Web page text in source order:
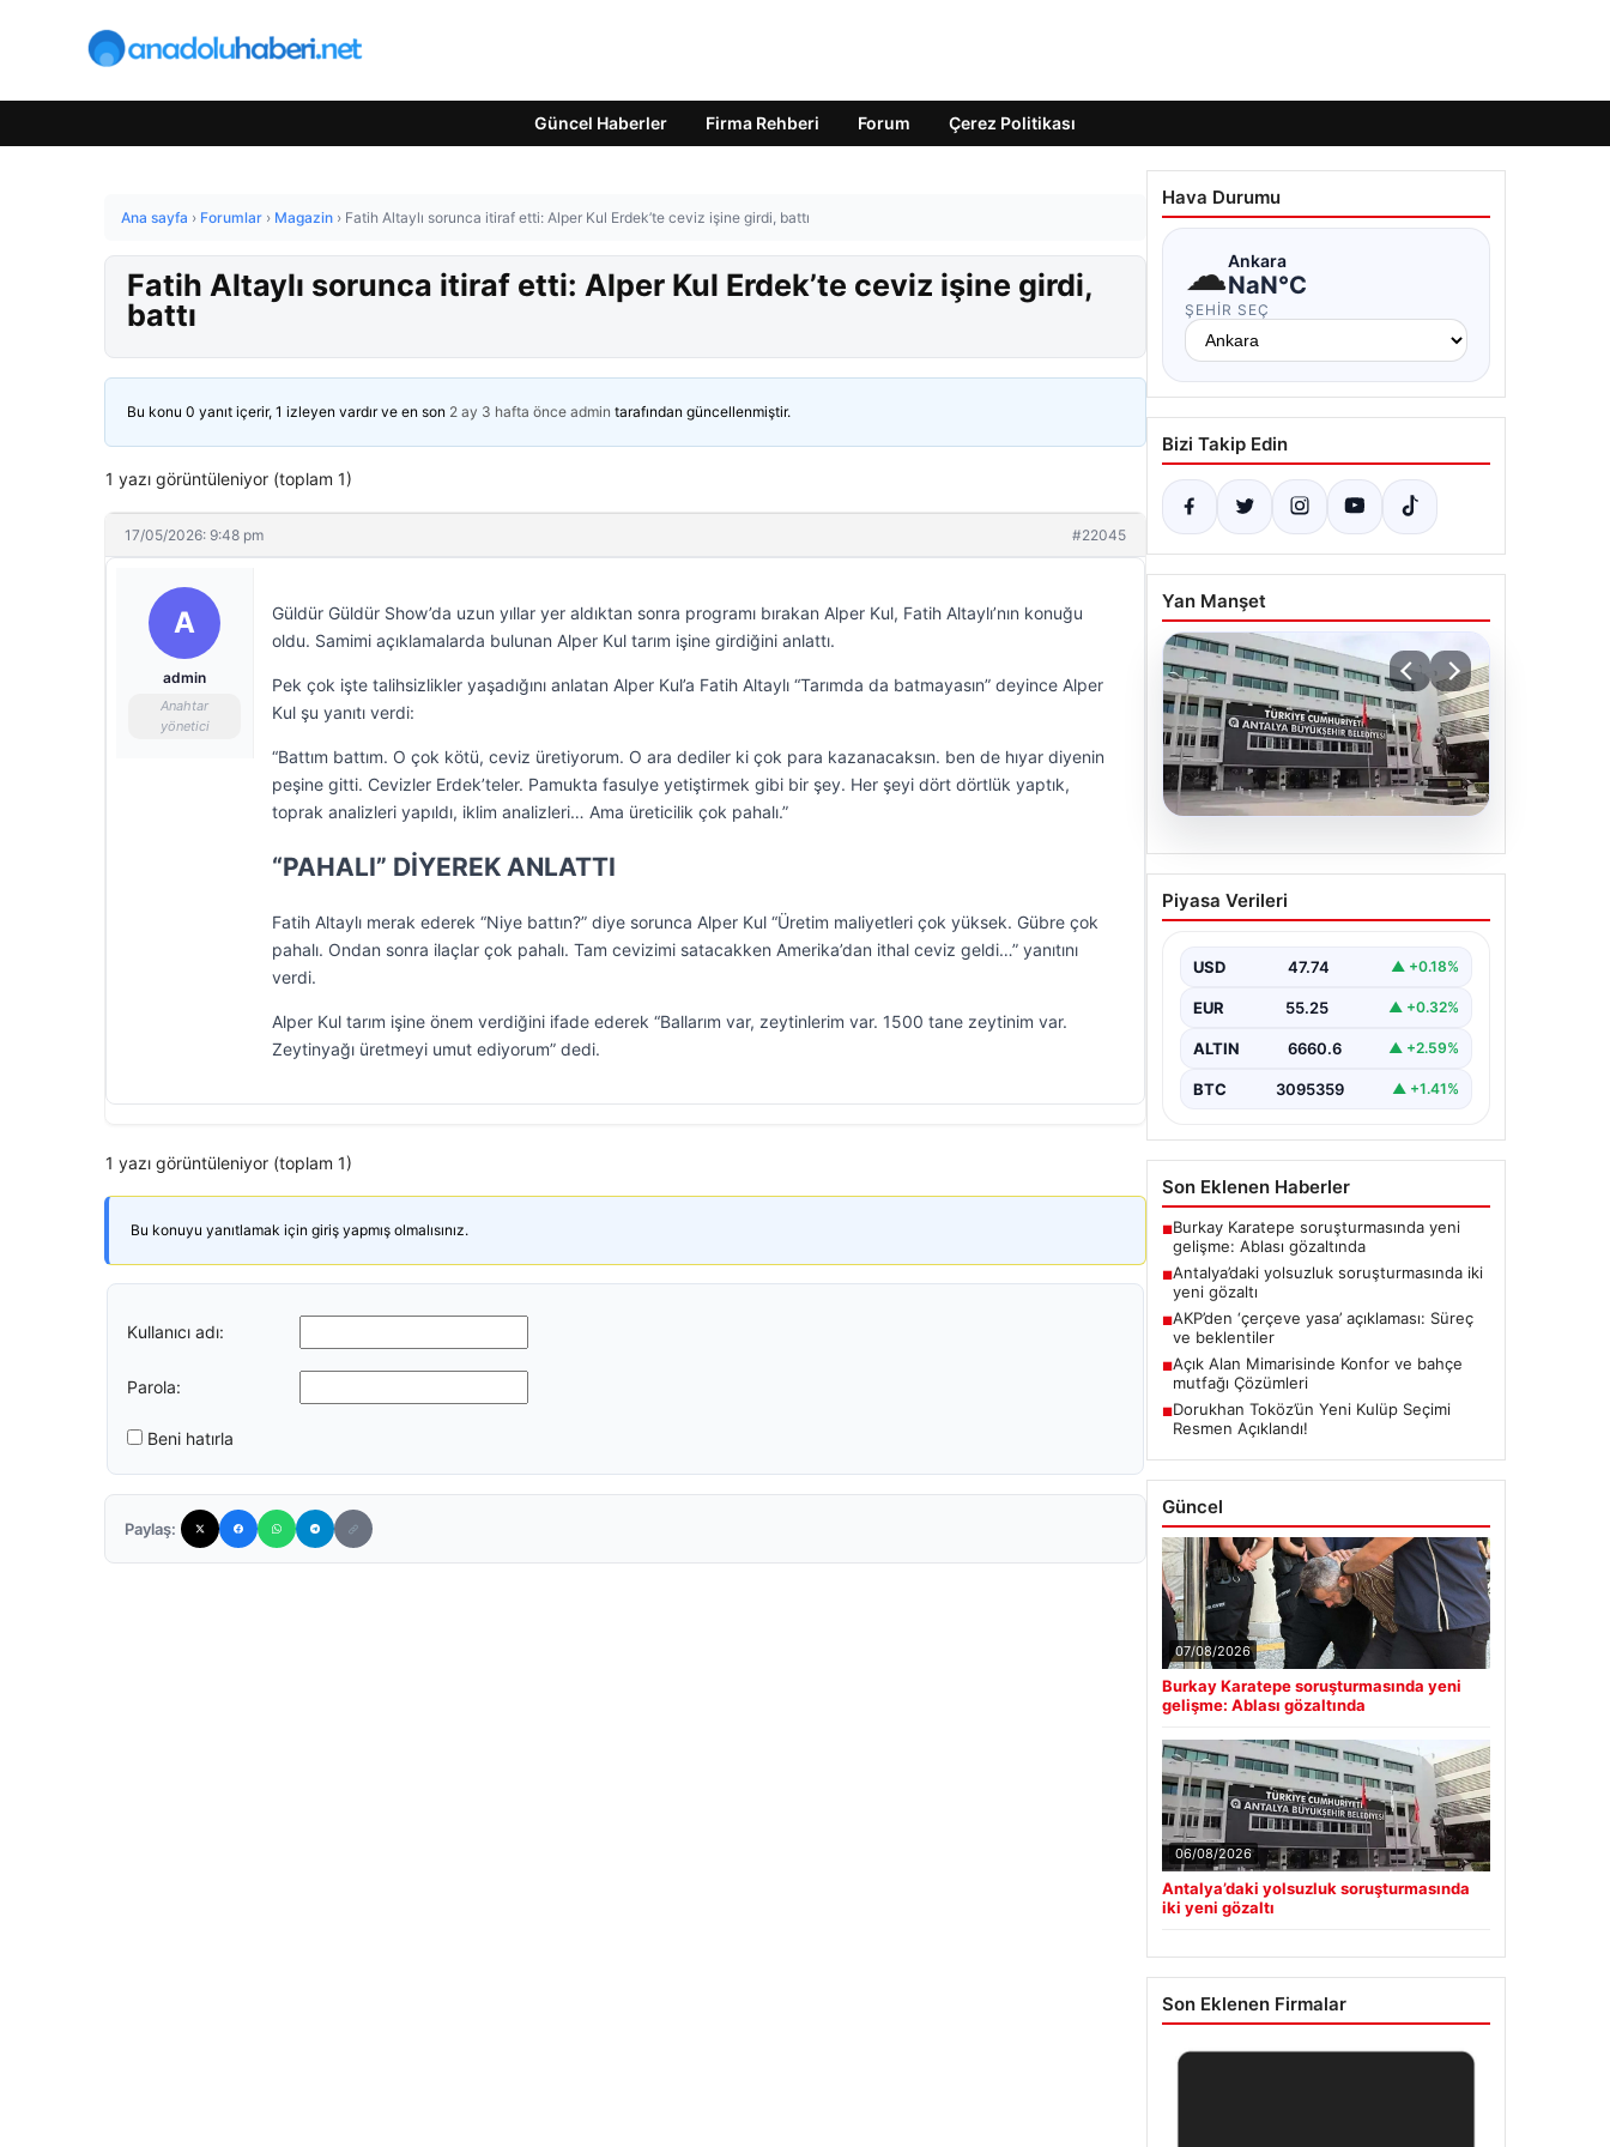
Güncel Haberler Firma Rehberi Forum Çerez Politikası
Ana sayfa › Forumlar › Magazin › Fatih Altaylı sorunca itiraf etti: Alper Kul Erdek’te ceviz işine girdi, battı
Fatih Altaylı sorunca itiraf etti: Alper Kul Erdek’te ceviz işine girdi,
battı
Bu konu 0 yanıt içerir, 1 izleyen vardır ve en son 2 ay 3 hafta önce admin tarafından güncellenmiştir.
1 yazı görüntüleniyor (toplam 1)
17/05/2026: 9:48 pm #22045
A
admin
Anahtar
yönetici
Güldür Güldür Show’da uzun yıllar yer aldıktan sonra programı bırakan Alper Kul, Fatih Altaylı’nın konuğu
oldu. Samimi açıklamalarda bulunan Alper Kul tarım işine girdiğini anlattı.
Pek çok işte talihsizlikler yaşadığını anlatan Alper Kul’a Fatih Altaylı “Tarımda da batmayasın” deyince Alper
Kul şu yanıtı verdi:
“Battım battım. O çok kötü, ceviz üretiyorum. O ara dediler ki çok para kazanacaksın. ben de hıyar diyenin
peşine gitti. Cevizler Erdek’teler. Pamukta fasulye yetiştirmek gibi bir şey. Her şeyi dört dörtlük yaptık,
toprak analizleri yapıldı, iklim analizleri… Ama üreticilik çok pahalı.”
“PAHALI” DİYEREK ANLATTI
Fatih Altaylı merak ederek “Niye battın?” diye sorunca Alper Kul “Üretim maliyetleri çok yüksek. Gübre çok
pahalı. Ondan sonra ilaçlar çok pahalı. Tam cevizimi satacakken Amerika’dan ithal ceviz geldi…” yanıtını
verdi.
Alper Kul tarım işine önem verdiğini ifade ederek “Ballarım var, zeytinlerim var. 1500 tane zeytinim var.
Zeytinyağı üretmeyi umut ediyorum” dedi.
1 yazı görüntüleniyor (toplam 1)
Bu konuyu yanıtlamak için giriş yapmış olmalısınız.
Kullanıcı adı:
Parola:
Beni hatırla
Paylaş:
Hava Durumu
☁Ankara
NaN°C
ŞEHIR SEÇ
Bizi Takip Edin
Yan Manşet
Antalya’daki yolsuzluk
soruşturmasında iki yeni
Piyasa Verileri
USD 47.74 ▲ +0.18%
EUR 55.25 ▲ +0.32%
ALTIN 6660.6 ▲ +2.59%
BTC 3095359 ▲ +1.41%
Son Eklenen Haberler
■Burkay Karatepe soruşturmasında yeni
gelişme: Ablası gözaltında
■Antalya’daki yolsuzluk soruşturmasında iki
yeni gözaltı
■AKP’den ‘çerçeve yasa’ açıklaması: Süreç
ve beklentiler
■Açık Alan Mimarisinde Konfor ve bahçe
mutfağı Çözümleri
■Dorukhan Toköz’ün Yeni Kulüp Seçimi
Resmen Açıklandı!
Güncel
07/08/2026
Burkay Karatepe soruşturmasında yeni
gelişme: Ablası gözaltında
06/08/2026
Antalya’daki yolsuzluk soruşturmasında
iki yeni gözaltı
Son Eklenen Firmalar